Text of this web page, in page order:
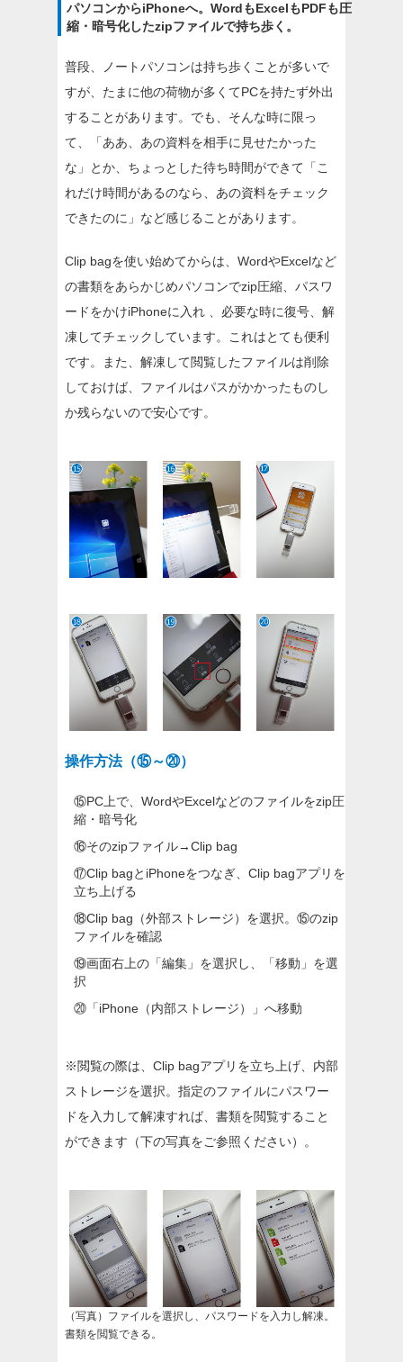
パソコンからiPhoneへ。WordもExcelもPDFも圧
縮・暗号化したzipファイルで持ち歩く。
普段、ノートパソコンは持ち歩くことが多いで
すが、たまに他の荷物が多くてPCを持たず外出
することがあります。でも、そんな時に限っ
て、「ああ、あの資料を相手に見せたかった
な」とか、ちょっとした待ち時間ができて「こ
れだけ時間があるのなら、あの資料をチェック
できたのに」など感じることがあります。
Clip bagを使い始めてからは、WordやExcelなど
の書類をあらかじめパソコンでzip圧縮、パスワ
ードをかけiPhoneに入れ 、必要な時に復号、解
凍してチェックしています。これはとても便利
です。また、解凍して閲覧したファイルは削除
しておけば、ファイルはパスがかかったものし
か残らないので安心です。
操作方法（⑮～⑳）
⑮PC上で、WordやExcelなどのファイルをzip圧
縮・暗号化
⑯そのzipファイル→Clip bag
⑰Clip bagとiPhoneをつなぎ、Clip bagアプリを
立ち上げる
⑱Clip bag（外部ストレージ）を選択。⑮のzip
ファイルを確認
⑲画面右上の「編集」を選択し、「移動」を選
択
⑳「iPhone（内部ストレージ）」へ移動
※閲覧の際は、Clip bagアプリを立ち上げ、内部
ストレージを選択。指定のファイルにパスワー
ドを入力して解凍すれば、書類を閲覧すること
ができます（下の写真をご参照ください）。
（写真）ファイルを選択し、パスワードを入力し解凍。
書類を閲覧できる。